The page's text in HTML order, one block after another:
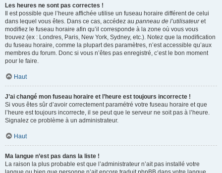
Les heures ne sont pas correctes !
Il est possible que l’heure affichée utilise un fuseau horaire différent de celui
dans lequel vous êtes. Dans ce cas, accédez au panneau de l’utilisateuret
modifiez le fuseau horaire afin qu’il corresponde à la zone où vous vous
trouvez (ex : Londres, Paris, New York, Sydney, etc.). Notez que la modification
du fuseau horaire, comme la plupart des paramètres, n’est accessible qu’aux
membres du forum. Donc si vous n’êtes pas enregistré, c’est le bon moment
pour le faire.
Haut
J’ai changé mon fuseau horaire et l’heure est toujours incorrecte !
Si vous êtes sûr d’avoir correctement paramétré votre fuseau horaire et que
l’heure est toujours incorrecte, il se peut que le serveur ne soit pas à l’heure.
Signalez ce problème à un administrateur.
Haut
Ma langue n’est pas dans la liste !
La raison la plus probable est que l’administrateur n’ait pas installé votre